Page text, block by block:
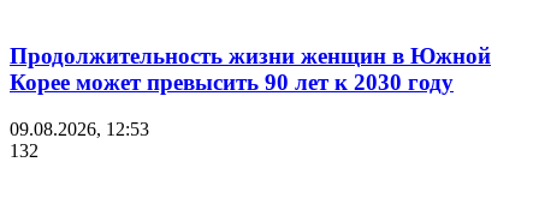
Продолжительность жизни женщин в Южной
Корее может превысить 90 лет к 2030 году
09.08.2026, 12:53
132